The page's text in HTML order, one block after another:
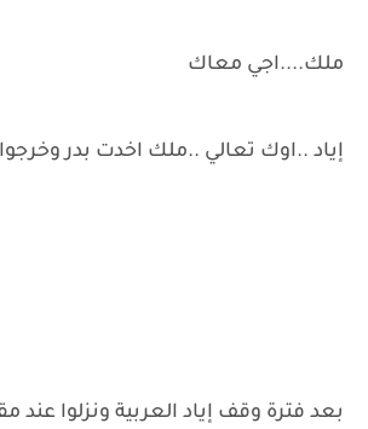
ملك....اجي معاك
إياد ..اوك تعالي ..ملك اخدت بدر وخرجوا
بعد فترة وقف إياد العربية ونزلوا عند